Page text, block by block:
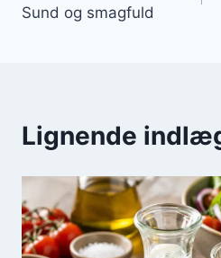
Sund og smagfuld
Lignende